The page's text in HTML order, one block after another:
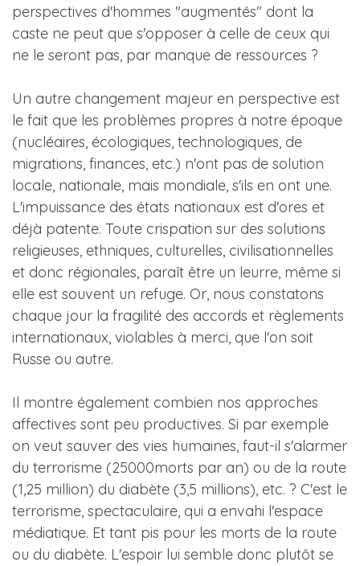
perspectives d'hommes "augmentés" dont la
caste ne peut que s'opposer à celle de ceux qui
ne le seront pas, par manque de ressources ?
Un autre changement majeur en perspective est
le fait que les problèmes propres à notre époque
(nucléaires, écologiques, technologiques, de
migrations, finances, etc.) n'ont pas de solution
locale, nationale, mais mondiale, s'ils en ont une.
L'impuissance des états nationaux est d'ores et
déjà patente. Toute crispation sur des solutions
religieuses, ethniques, culturelles, civilisationnelles
et donc régionales, paraît être un leurre, même si
elle est souvent un refuge. Or, nous constatons
chaque jour la fragilité des accords et règlements
internationaux, violables à merci, que l'on soit
Russe ou autre.
Il montre également combien nos approches
affectives sont peu productives. Si par exemple
on veut sauver des vies humaines, faut-il s'alarmer
du terrorisme (25000morts par an) ou de la route
(1,25 million) du diabète (3,5 millions), etc. ? C'est le
terrorisme, spectaculaire, qui a envahi l'espace
médiatique. Et tant pis pour les morts de la route
ou du diabète. L'espoir lui semble donc plutôt se